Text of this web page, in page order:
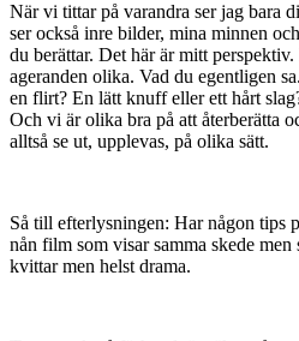
När vi tittar på varandra ser jag bara
ser också inre bilder, mina minnen
du berättar. Det här är mitt
ageranden olika. Vad du egentligen
en flirt? En lätt knuff eller ett hårt
Och vi är olika bra på att återberätta
alltså se ut, upplevas, på olika sätt.
Så till efterlysningen: Har någon tips
nån film som visar samma skede
kvittar men helst drama.